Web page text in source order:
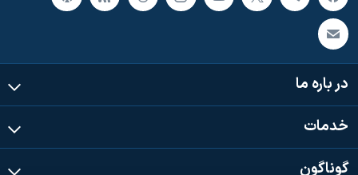
در باره ما
خدمات
گوناگون